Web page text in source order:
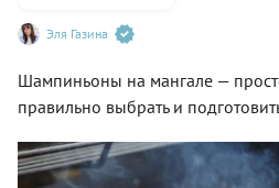
Эля Газина
Шампиньоны на мангале —
правильно выбрать и